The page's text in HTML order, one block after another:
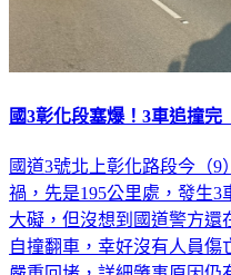
國3彰化段塞爆！3車追撞
國道3號北上彰化路段今（
禍，先是195公里處，發生
大礙，但沒想到國道警方還
自撞翻車，幸好沒有人員傷